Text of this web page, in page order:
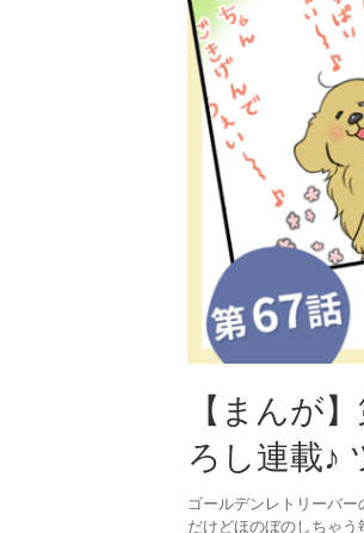
【まんが
ろし連載♪
ゴールデンレトリーバ
だけどほのぼのしちゃう